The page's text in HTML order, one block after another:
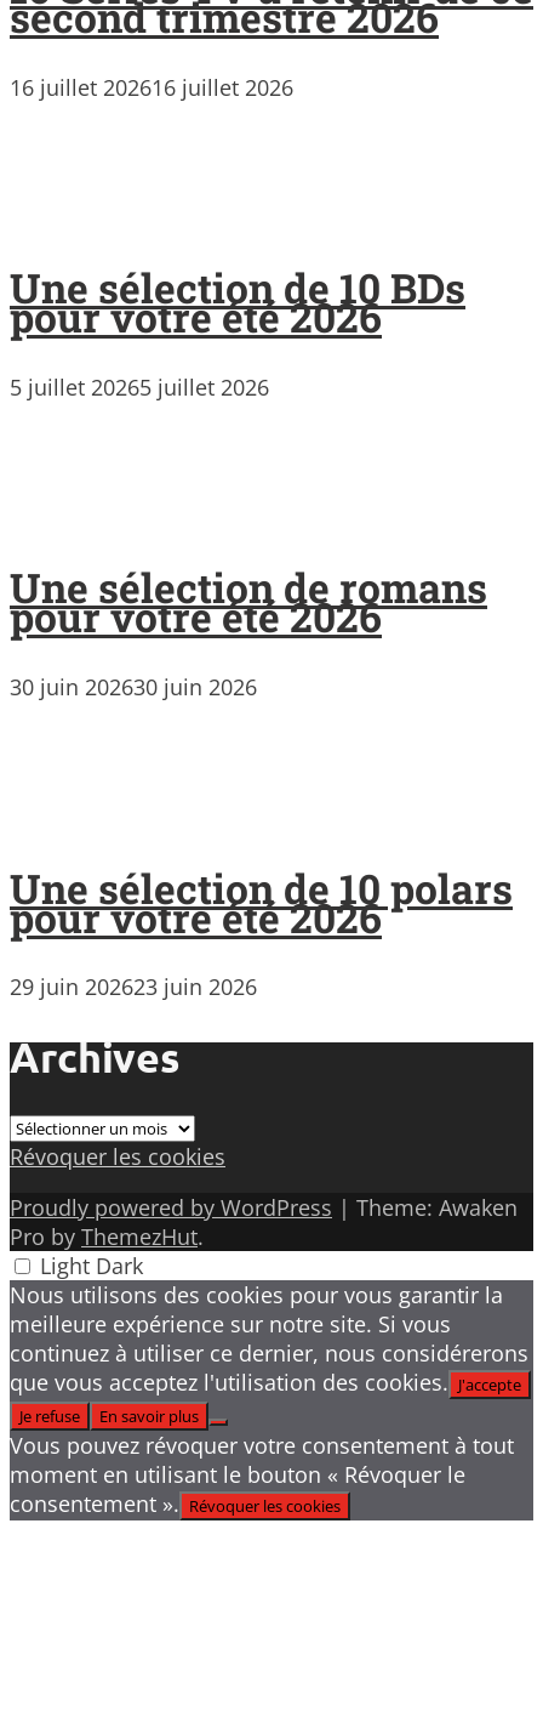
second trimestre 2026
16 juillet 202616 juillet 2026
Une sélection de 10 BDs
pour votre été 2026
5 juillet 20265 juillet 2026
Une sélection de romans
pour votre été 2026
30 juin 202630 juin 2026
Une sélection de 10 polars
pour votre été 2026
29 juin 202623 juin 2026
Archives
Archives
Révoquer les cookies
Proudly powered by WordPress | Theme: Awaken
Pro by ThemezHut.
Light Dark
Nous utilisons des cookies pour vous garantir la
meilleure expérience sur notre site. Si vous
continuez à utiliser ce dernier, nous considérerons
que vous acceptez l'utilisation des cookies. J'accepte
Je refuse
En savoir plus
Vous pouvez révoquer votre consentement à tout
moment en utilisant le bouton « Révoquer le
consentement ». Révoquer les cookies